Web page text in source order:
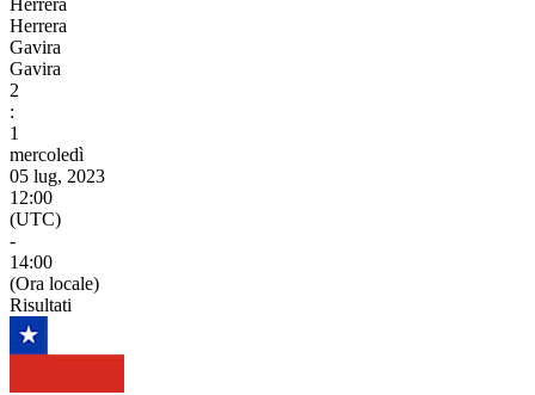
Herrera
Gavira
Gavira
2
:
1
mercoledì
05 lug, 2023
12:00
(UTC)
-
14:00
(Ora locale)
Risultati